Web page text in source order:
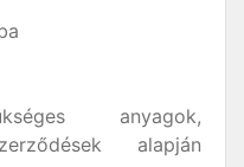
anyagok,
alapján